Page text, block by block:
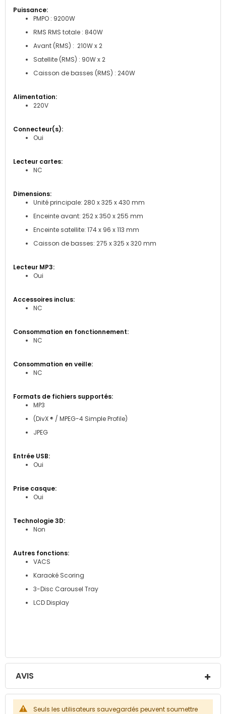
PMPO : 9200W
RMS RMS totale : 840W
Avant (RMS) : 210W x 2
Satellite (RMS) : 90W x 2
Caisson de basses (RMS) : 240W
220V
Oui
NC
Unité principale: 280 x 325 x 430 mm
Enceinte avant: 252 x 350 x 255 mm
Enceinte satellite: 174 x 96 x 113 mm
Caisson de basses: 275 x 325 x 320 mm
Oui
NC
NC
NC
MP3
(DivX ® / MPEG-4 Simple Profile)
JPEG
Oui
Oui
Non
VACS
Karaoké Scoring
3-Disc Carousel Tray
LCD Display
AVIS
Seuls les utilisateurs sauvegardés peuvent soumettre